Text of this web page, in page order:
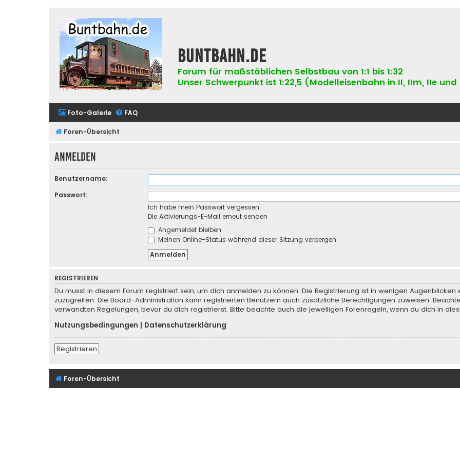
buntbahn.de
Forum für maßstäblichen Selbstbau von 1:1 bis 1:32
Unser Schwerpunkt ist 1:22,5 (Modelleisenbahn in II, IIm, IIe
Foto-Galerie FAQ
Foren-Übersicht
Anmelden
Benutzername:
Passwort:
Ich habe mein Passwort vergessen
Die Aktivierungs-E-Mail erneut senden
Angemeldet bleiben
Meinen Online-Status während dieser Sitzung verbergen
REGISTRIEREN
Du musst in diesem Forum registriert sein, um dich anmelden zu können. Die Registrierung ist in wenigen
zuzugreifen. Die Board-Administration kann registrierten Benutzern auch zusätzliche Berechtigungen zuweisen.
verwandten Regelungen, bevor du dich registrierst. Bitte beachte auch die jeweiligen Forenregeln, wenn du dich in
Nutzungsbedingungen
Datenschutzerklärung
Registrieren
Foren-Übersicht